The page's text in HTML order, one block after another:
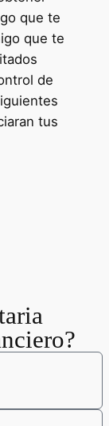
que te
que te
de
tus